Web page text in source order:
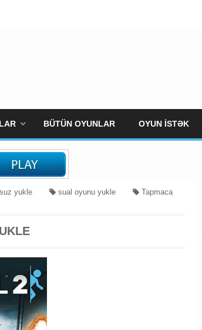
BÜTÜN OYUNLAR OYUN İSTƏK
yukle sual oyunu yukle Tapmaca